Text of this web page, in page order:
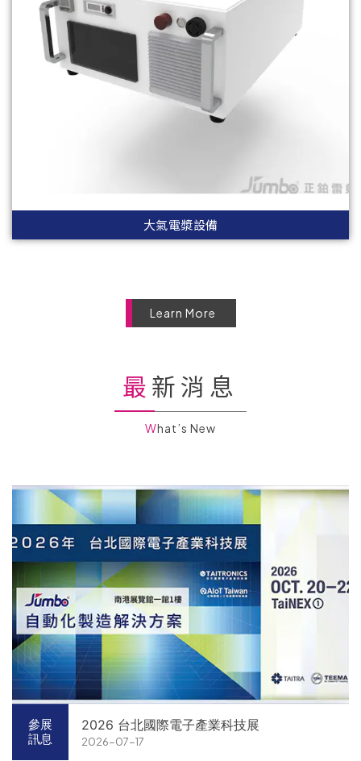
大氣電漿設備
Learn More
最新消息
What’s New
參展
訊息
2026 台北國際電子產業科技展
2026-07-17